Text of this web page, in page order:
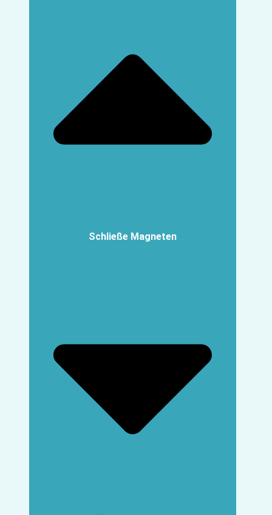
Schließe Magneten